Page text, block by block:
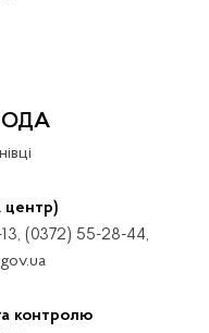
ОДА
центр)
(0372) 55-28-44,
контролю